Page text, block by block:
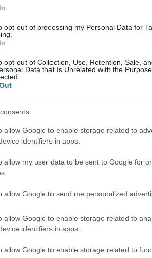
opt-out of processing my Personal Data for
opt-out of Collection, Use, Retention, Sale,
Data that Is Unrelated with the
allow Google to enable storage related to
identifiers in apps.
allow my user data to be sent to Google for
allow Google to send me personalized
allow Google to enable storage related to
identifiers in apps.
allow Google to enable storage related to
che l’intervento avvenne
il programmaAmiciin qualità di
ancora più significativo: non fu
a un tentativo personale di
ufficio
Maria De Filippi lo invitò nel
per provare a mediare. Il
per facilitare un confronto.
evitare l’escalation della rottura.
una dimensione nota ma